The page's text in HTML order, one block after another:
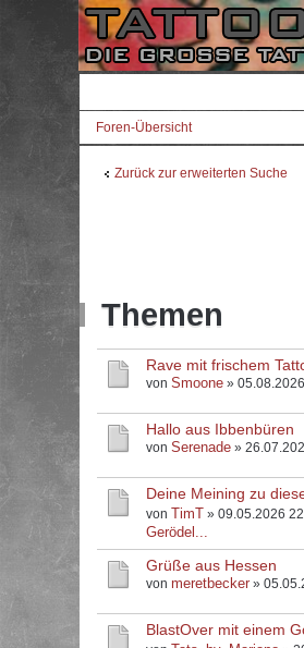
Foren-Übersicht
Zurück zur erweiterten Suche
Themen
Rave mit frischem
von Smoone »
Hallo aus Ibbenbüren
von Serenade »
Deine Meining zu
von TimT » 09.05.2026
Gerödel...
Grüße aus Hessen
von meretbecker »
BlastOver mit einem